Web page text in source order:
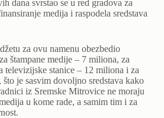
dana svrstao se u red gradova za
medija i raspodela sredstava
za ovu namenu obezbedio
štampane medije – 7 miliona, za
televizijske stanice – 12 miliona i za
je sasvim dovoljno sredstava kako
iz Sremske Mitrovice ne moraju
u kome rade, a samim tim i za